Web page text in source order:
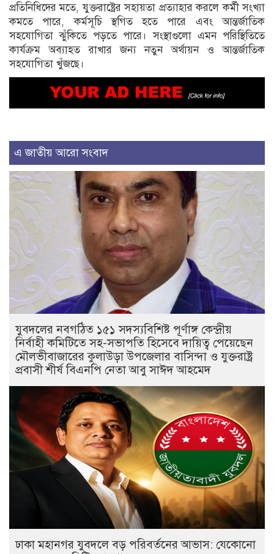
প্রতিনিধিদের মতে, যুক্তরাষ্ট্রের সহায়তা প্রত্যাহার করলে কর্মী সংখ্যা
কমতে পারে, কর্মসূচি স্থগিত হতে পারে এবং আন্তর্জাতিক
সহযোগিতা ঝুঁকিতে পড়তে পারে। সংস্থাগুলো এমন পরিস্থিতিতে
কার্যক্রম অব্যাহত রাখার জন্য নতুন অর্থায়ন ও আন্তর্জাতিক
সহযোগিতা খুঁজছে।
এ জাতীয় আরো সংবাদ
যুবদলের নবগঠিত ১৫১ সদস্যবিশিষ্ট পূর্ণাঙ্গ কেন্দ্রীয়
নির্বাহী কমিটিতে সহ-সভাপতি হিসেবে দায়িত্ব পেয়েছেন
মৌলভীবাজারের কুলাউড়া উপজেলার বাসিন্দা ও যুক্তরাষ্ট্র
প্রবাসী শীর্ষ বিএনপি নেতা আবু সাঈদ আহমেদ
ঢাকা মহানগর যুবদলে বড় পরিবর্তনের আভাস: যেকোনো